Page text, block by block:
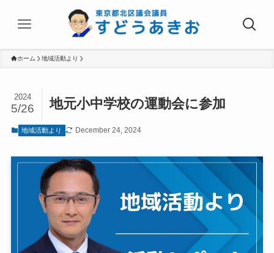
ホーム 地域活動より
地元小中学校の運動会に参加
2024
5/26
地域活動より December 24, 2024